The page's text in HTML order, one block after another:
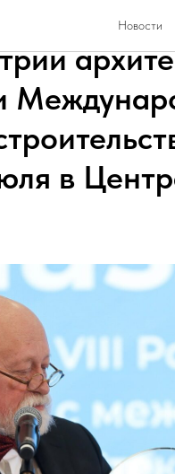
Новости
в